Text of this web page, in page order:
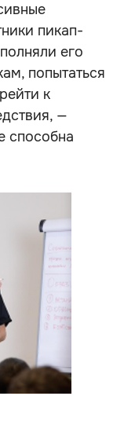
пикап-
его
попытаться
к
—
способна